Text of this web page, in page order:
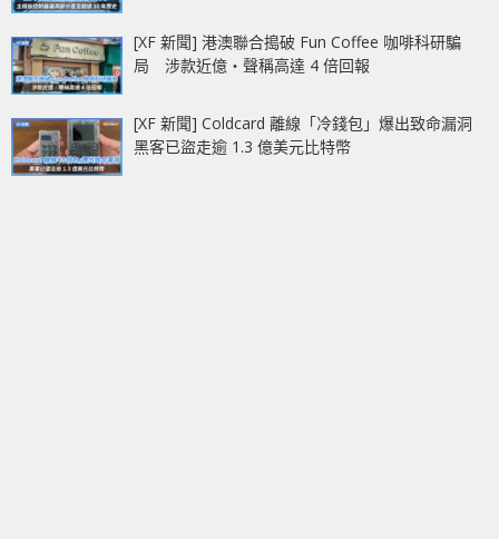
[XF 新聞] 港澳聯合搗破 Fun Coffee 咖啡科研騙
局 涉款近億‧聲稱高達 4 倍回報
[XF 新聞] Coldcard 離線「冷錢包」爆出致命漏洞
黑客已盜走逾 1.3 億美元比特幣